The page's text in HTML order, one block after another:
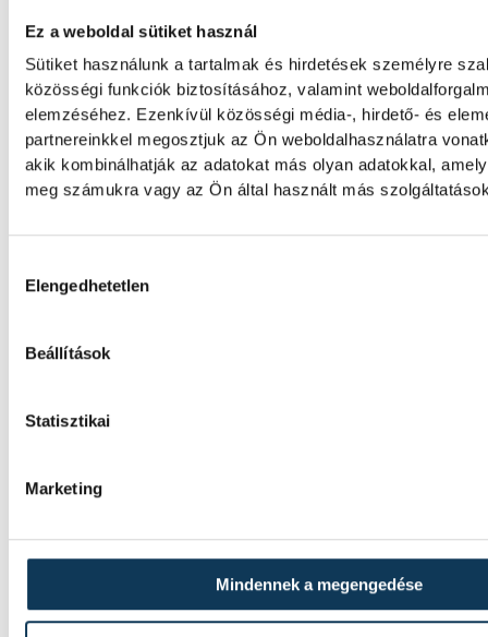
Ez a weboldal sütiket használ
Sütiket használunk a tartalmak és hirdetések személyre
közösségi funkciók biztosításához, valamint
elemzéséhez. Ezenkívül közösségi média-, hirdető- és
partnereinkkel megosztjuk az Ön weboldalhasználatra
akik kombinálhatják az adatokat más olyan adatokkal,
meg számukra vagy az Ön által használt más
Elengedhetetlen
Beállítások
Statisztikai
Marketing
Mindennek a megengedése
Nagy létszámmal, egyúttal reális
a magyar csapat a hétfőn kezdődő
szabadtéri atlétikai Európa-bajnokságra.
Vizes Eb: Kós Hubert
különleges helyszín
Két évvel ezelőtti olimpiai győzelme miatt
medencés úszóversenyeken pedig az
Meghalt egy versenyző egy
Meghalt egy versenyző a nagyatádi
közölték a szervezők vasárnap az esemény